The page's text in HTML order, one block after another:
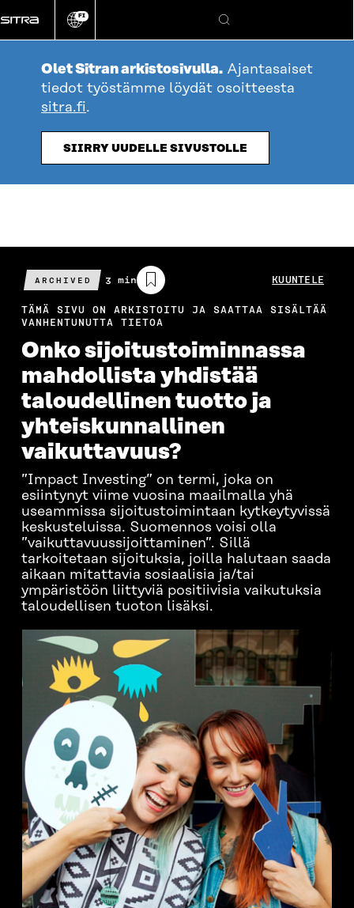
suoraan
sisältöön
Vaihda
kieli
FI
Hae
Olet Sitran arkistosivulla. Ajantasaiset
tiedot työstämme löydät osoitteesta
sitra.fi.
SIIRRY UUDELLE SIVUSTOLLE
ARCHIVED
Arvioitu
lukuaika
3 min KUUNTELE
TÄMÄ SIVU ON ARKISTOITU JA SAATTAA SISÄLTÄÄ
VANHENTUNUTTA TIETOA
Onko sijoitustoiminnassa
mahdollista yhdistää
taloudellinen tuotto ja
yhteiskunnallinen
vaikuttavuus?
”Impact Investing” on termi, joka on
esiintynyt viime vuosina maailmalla yhä
useammissa sijoitustoimintaan kytkeytyvissä
keskusteluissa. Suomennos voisi olla
”vaikuttavuussijoittaminen”. Sillä
tarkoitetaan sijoituksia, joilla halutaan saada
aikaan mitattavia sosiaalisia ja/tai
ympäristöön liittyviä positiivisia vaikutuksia
taloudellisen tuoton lisäksi.